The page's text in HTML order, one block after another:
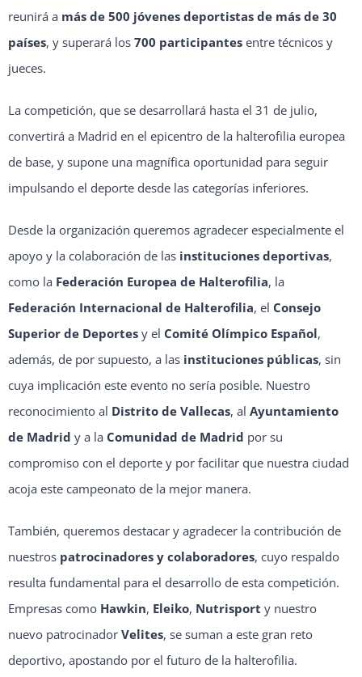
reunirá a más de 500 jóvenes deportistas de más de 30
países, y superará los 700 participantes entre técnicos y
jueces.
La competición, que se desarrollará hasta el 31 de julio,
convertirá a Madrid en el epicentro de la halterofilia europea
de base, y supone una magnífica oportunidad para seguir
impulsando el deporte desde las categorías inferiores.
Desde la organización queremos agradecer especialmente el
apoyo y la colaboración de las instituciones deportivas,
como la Federación Europea de Halterofilia, la
Federación Internacional de Halterofilia, el Consejo
Superior de Deportes y el Comité Olímpico Español,
además, de por supuesto, a las instituciones públicas, sin
cuya implicación este evento no sería posible. Nuestro
reconocimiento al Distrito de Vallecas, al Ayuntamiento
de Madrid y a la Comunidad de Madrid por su
compromiso con el deporte y por facilitar que nuestra ciudad
acoja este campeonato de la mejor manera.
También, queremos destacar y agradecer la contribución de
nuestros patrocinadores y colaboradores, cuyo respaldo
resulta fundamental para el desarrollo de esta competición.
Empresas como Hawkin, Eleiko, Nutrisport y nuestro
nuevo patrocinador Velites, se suman a este gran reto
deportivo, apostando por el futuro de la halterofilia.